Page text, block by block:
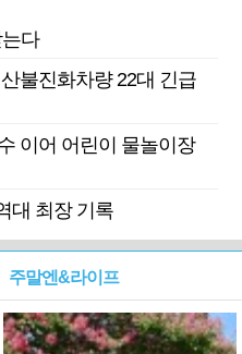
다
불진화차량 22대 긴급
이어 어린이 물놀이장
대 최장 기록
주말엔&라이프